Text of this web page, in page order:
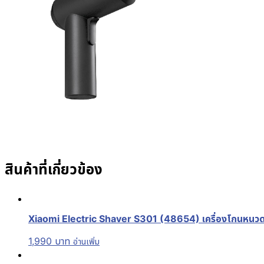
สินค้าที่เกี่ยวข้อง
Xiaomi Electric Shaver S301 (48654) เครื่องโกนหนว
1,990 บาท อ่านเพิ่ม